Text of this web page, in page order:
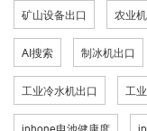
矿山设备出口 农业
AI搜索 制冰机出口
工业冷水机出口 工